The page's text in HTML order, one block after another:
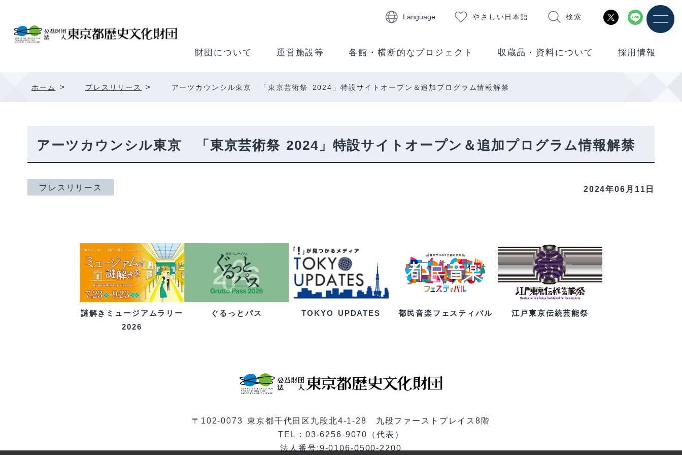
Language やさしい日本語 検索
財団について 運営施設等 各館・横断的なプロジェクト 収蔵品・資料について 採用情報
ホーム > プレスリリース > アーツカウンシル東京 「東京芸術祭 2024」特設サイトオープン＆追加プログラム情報解禁
アーツカウンシル東京 「東京芸術祭 2024」特設サイトオープン＆追加プログラム情報解禁
プレスリリース 2024年06月11日
謎解きミュージアムラリー
2026
ぐるっとパス TOKYO UPDATES 都民音楽フェスティバル 江戸東京伝統芸能祭
〒102-0073 東京都千代田区九段北4-1-28 九段ファーストプレイス8階
TEL：03-6256-9070（代表）
法人番号:9-0106-0500-2200